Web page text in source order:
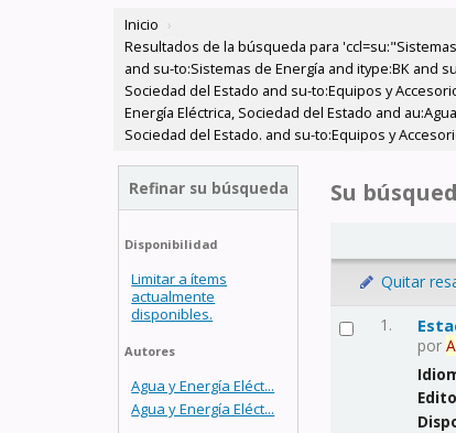
Inicio ›
Resultados de la búsqueda para
and su-to:Sistemas de Energía and itype:BK and
Sociedad del Estado and su-to:Equipos y
Energía Eléctrica, Sociedad del Estado and
Sociedad del Estado. and su-to:Equipos y
Refinar su búsqueda
Disponibilidad
Limitar a ítems
actualmente
disponibles.
Autores
Agua y Energía Eléct...
Agua y Energía Eléct...
Su
Quitar
1.
por